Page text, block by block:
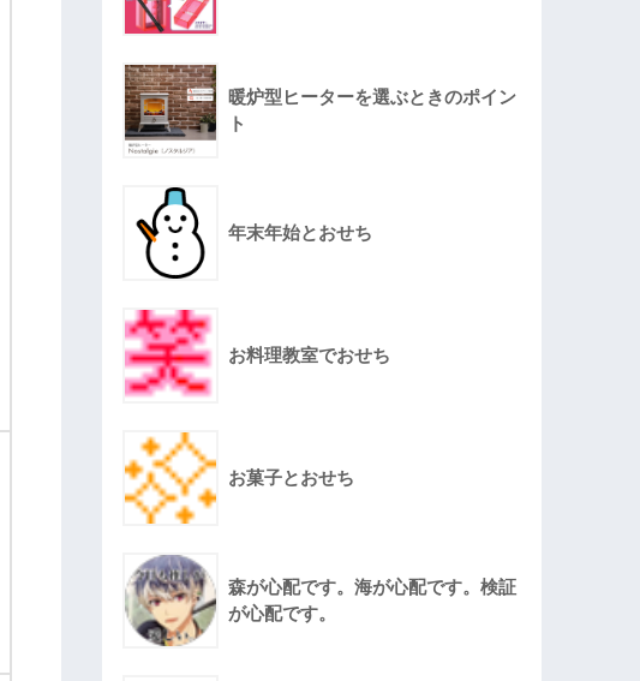
暖炉型ヒーターを選ぶときのポイン
ト
年末年始とおせち
お料理教室でおせち
お菓子とおせち
森が心配です。海が心配です。検証
が心配です。